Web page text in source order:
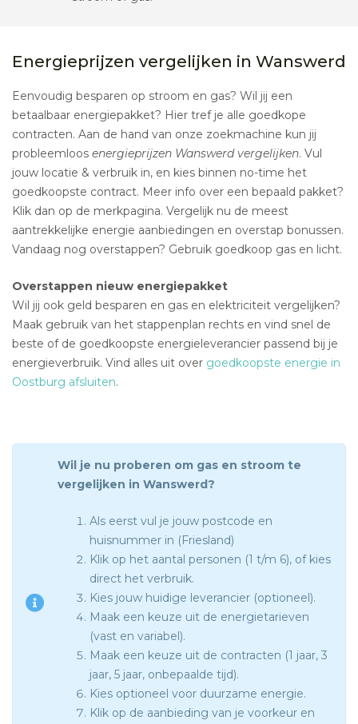
Energieprijzen vergelijken in Wanswerd
Eenvoudig besparen op stroom en gas? Wil jij een
betaalbaar energiepakket? Hier tref je alle goedkope
contracten. Aan de hand van onze zoekmachine kun jij
probleemloos energieprijzen Wanswerd vergelijken. Vul
jouw locatie & verbruik in, en kies binnen no-time het
goedkoopste contract. Meer info over een bepaald pakket?
Klik dan op de merkpagina. Vergelijk nu de meest
aantrekkelijke energie aanbiedingen en overstap bonussen.
Vandaag nog overstappen? Gebruik goedkoop gas en licht.
Overstappen nieuw energiepakket
Wil jij ook geld besparen en gas en elektriciteit vergelijken?
Maak gebruik van het stappenplan rechts en vind snel de
beste of de goedkoopste energieleverancier passend bij je
energieverbruik. Vind alles uit over goedkoopste energie in
Oostburg afsluiten.
Wil je nu proberen om gas en stroom te
vergelijken in Wanswerd?
Als eerst vul je jouw postcode en
huisnummer in (Friesland)
Klik op het aantal personen (1 t/m 6), of kies
direct het verbruik.
Kies jouw huidige leverancier (optioneel).
Maak een keuze uit de energietarieven
(vast en variabel).
Maak een keuze uit de contracten (1 jaar, 3
jaar, 5 jaar, onbepaalde tijd).
Kies optioneel voor duurzame energie.
Klik op de aanbieding van je voorkeur en